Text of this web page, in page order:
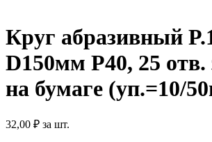
Круг абразивный
D150мм P40, 25 отв.
на бумаге (уп.=10/
32,00 ₽ за шт.